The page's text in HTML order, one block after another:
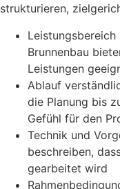
strukturieren,
Brunnenbau
Leistungen
Ablauf
die Planung bis
Gefühl für den
Technik und
beschreiben,
gearbeitet wird